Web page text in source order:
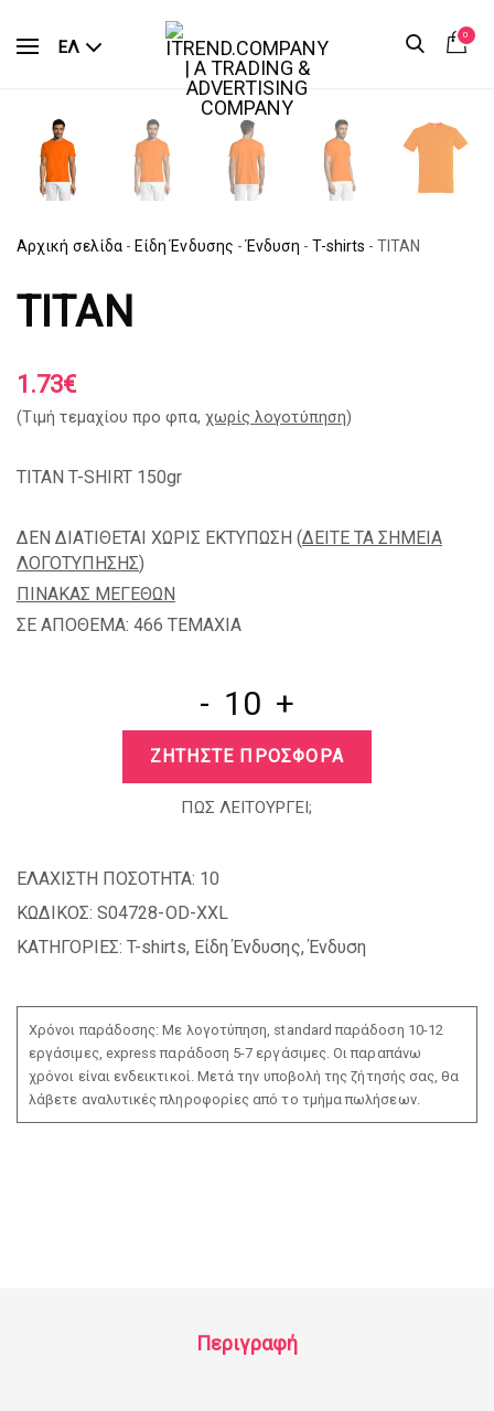
ΕΛ
0
Αρχική σελίδα - Είδη Ένδυσης - Ένδυση - T-shirts - TITAN
TITAN
1.73€
(Tιμή τεμαχίου προ φπα, χωρίς λογοτύπηση)
TITAN T-SHIRT 150gr
ΔΕΝ ΔΙΑΤΙΘΕΤΑΙ ΧΩΡΙΣ ΕΚΤΥΠΩΣΗ (ΔΕΙΤΕ ΤΑ ΣΗΜΕΙΑ
ΛΟΓΟΤΥΠΗΣΗΣ)
ΠΙΝΑΚΑΣ ΜΕΓΕΘΩΝ
ΣΕ ΑΠΟΘΕΜΑ: 466 TEMAXIA
- +
ΖΗΤΗΣΤΕ ΠΡΟΣΦΟΡΑ
ΠΩΣ ΛΕΙΤΟΥΡΓΕΙ;
ΕΛΑΧΙΣΤΗ ΠΟΣΟΤΗΤΑ: 10
ΚΩΔΙΚΟΣ: S04728-OD-XXL
ΚΑΤΗΓΟΡΙΕΣ: T-shirts, Είδη Ένδυσης,Ένδυση
Χρόνοι παράδοσης: Με λογοτύπηση, standard παράδοση 10-12
εργάσιμες, express παράδοση 5-7 εργάσιμες. Οι παραπάνω
χρόνοι είναι ενδεικτικοί. Μετά την υποβολή της ζήτησής σας, θα
λάβετε αναλυτικές πληροφορίες από το τμήμα πωλήσεων.
Περιγραφή